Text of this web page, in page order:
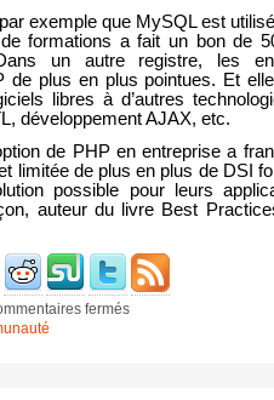
exemple que MySQL est
formations a fait un bon de
un autre registre, les
de plus en plus pointues. Et
libres à d’autres
développement AJAX, etc.
de PHP en entreprise a
limitée de plus en plus de DSI
possible pour leurs
auteur du livre Best
fermés